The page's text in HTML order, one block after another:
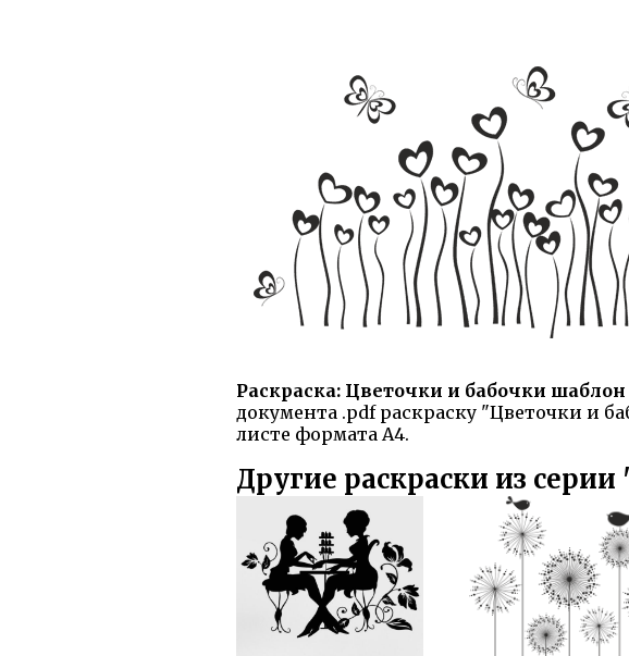
Раскраска: Цветочки и бабочки шаблон
документа .pdf раскраску "Цветочки и
листе формата А4.
Другие раскраски из